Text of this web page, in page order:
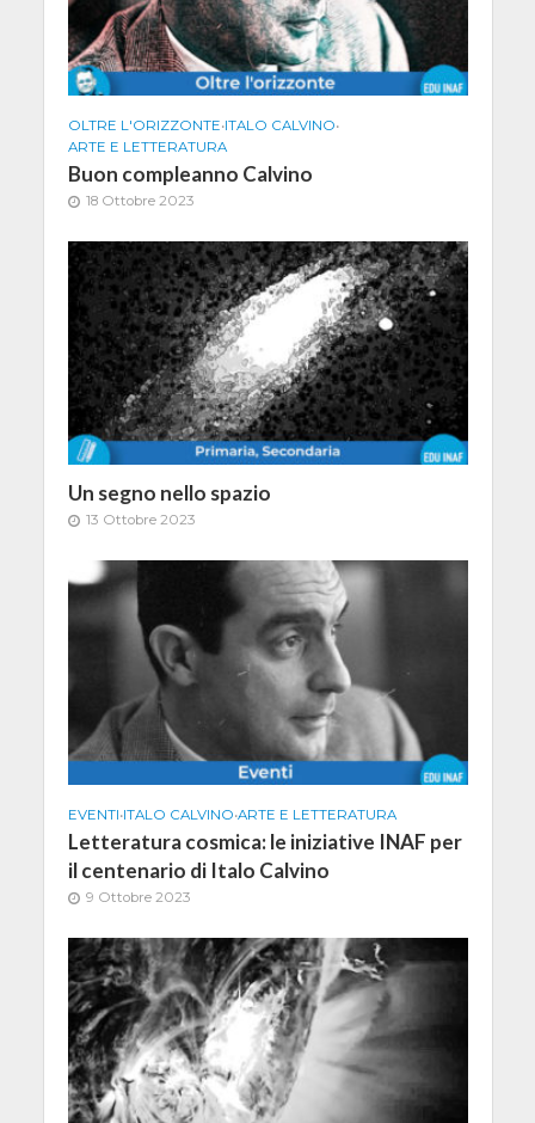
OLTRE L'ORIZZONTE•ITALO CALVINO•
ARTE E LETTERATURA
Buon compleanno Calvino
18 Ottobre 2023
Un segno nello spazio
13 Ottobre 2023
EVENTI•ITALO CALVINO•ARTE E LETTERATURA
Letteratura cosmica: le iniziative INAF per
il centenario di Italo Calvino
9 Ottobre 2023